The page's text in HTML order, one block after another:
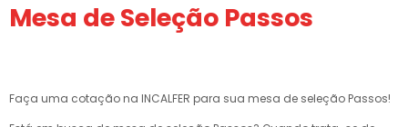
Mesa de Seleção Passos
Faça uma cotação na INCALFER para sua mesa de seleção Passos!